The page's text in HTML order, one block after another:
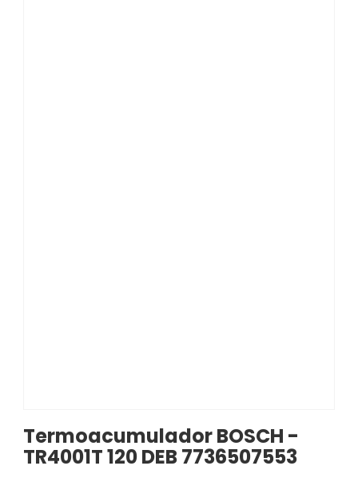
Termoacumulador BOSCH -
TR4001T 120 DEB 7736507553